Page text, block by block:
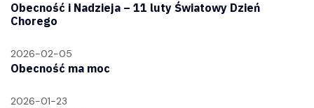
Obecność i Nadzieja – 11 luty Światowy Dzień
Chorego
2026-02-05
Obecność ma moc
2026-01-23